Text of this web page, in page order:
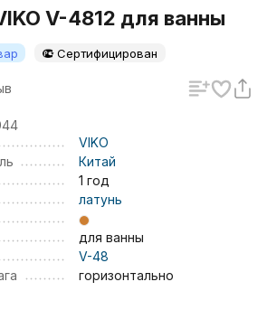
V-4812 для ванны
Сертифицирован
VIKO
Китай
1 год
латунь
для ванны
V-48
горизонтально